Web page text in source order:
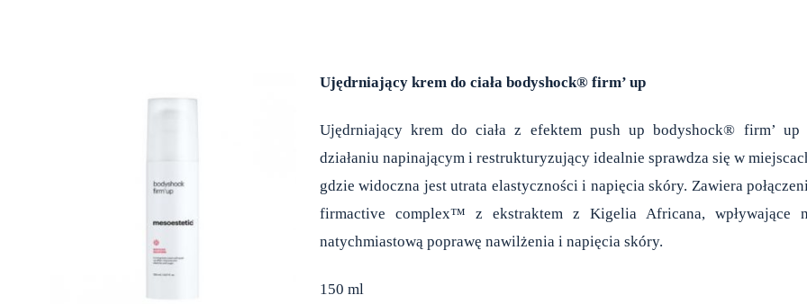
Ujędrniający krem do ciała bodyshock® firm’ up
Ujędrniający krem do ciała z efektem push up bodyshock® firm’ up
działaniu napinającym i restrukturyzujący idealnie sprawdza się w
gdzie widoczna jest utrata elastyczności i napięcia skóry. Zawiera
firmactive complex™ z ekstraktem z Kigelia Africana, wpływające
natychmiastową poprawę nawilżenia i napięcia skóry.
150 ml